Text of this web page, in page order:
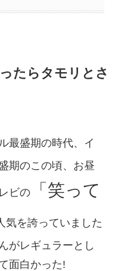
たらタモリとさ
最盛期の時代、イ
期のこの頃、お昼
ビの「笑って
気を誇っていました
がレギュラーとし
面白かった!